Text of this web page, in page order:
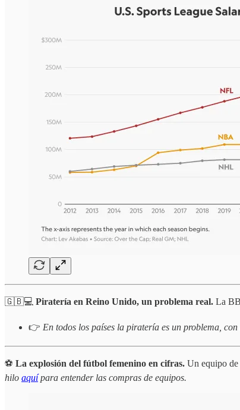
🇬🇧💻 Piratería en Reino Unido, un problema real. La
👉 En todos los países la piratería es un problema,
⚽️ La explosión del fútbol femenino en cifras. Un equipo de
hilo aquípara entender las compras de equipos.